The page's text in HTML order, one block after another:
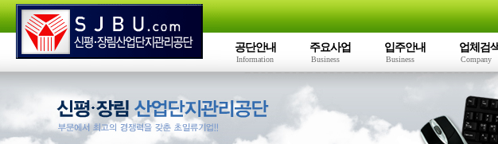
공단안내
Information
주요사업
Business
입주안내
Business
업체검
Company